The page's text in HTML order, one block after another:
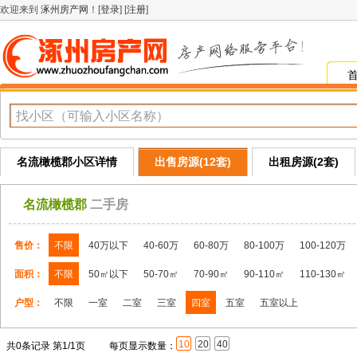
欢迎来到 涿州房产网 ！[登录] [注册]
名流橄榄郡小区详情 出售房源(12套) 出租房源(2套)
名流橄榄郡 二手房
售价： 不限 40万以下 40-60万 60-80万 80-100万 100-120万
面积： 不限 50㎡以下 50-70㎡ 70-90㎡ 90-110㎡ 110-130㎡
户型： 不限 一室 二室 三室 四室 五室 五室以上
共0条记录 第1/1页 每页显示数量： 10 20 40